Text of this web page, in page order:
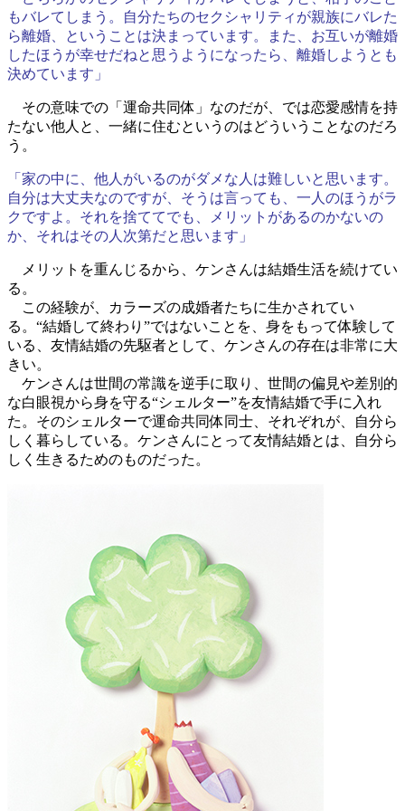
もバレてしまう。自分たちのセクシャリティが親族にバレた
ら離婚、ということは決まっています。また、お互いが離婚
したほうが幸せだねと思うようになったら、離婚しようとも
決めています」
その意味での「運命共同体」なのだが、では恋愛感情を持
たない他人と、一緒に住むというのはどういうことなのだろ
う。
「家の中に、他人がいるのがダメな人は難しいと思います。
自分は大丈夫なのですが、そうは言っても、一人のほうがラ
クですよ。それを捨ててでも、メリットがあるのかないの
か、それはその人次第だと思います」
メリットを重んじるから、ケンさんは結婚生活を続けてい
る。
この経験が、カラーズの成婚者たちに生かされてい
る。“結婚して終わり”ではないことを、身をもって体験して
いる、友情結婚の先駆者として、ケンさんの存在は非常に大
きい。
ケンさんは世間の常識を逆手に取り、世間の偏見や差別的
な白眼視から身を守る“シェルター”を友情結婚で手に入れ
た。そのシェルターで運命共同体同士、それぞれが、自分ら
しく暮らしている。ケンさんにとって友情結婚とは、自分ら
しく生きるためのものだった。